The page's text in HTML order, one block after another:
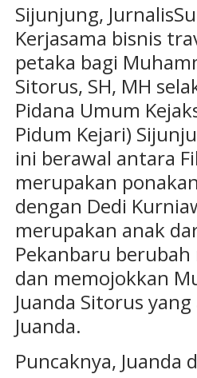
Sijunjung,
Kerjasama bisnis
petaka bagi
Sitorus, SH, MH
Pidana Umum
Pidum Kejari)
ini berawal antara
merupakan
dengan Dedi
merupakan anak
Pekanbaru
dan memojokkan
Juanda Sitorus
Juanda.
Puncaknya, Juanda